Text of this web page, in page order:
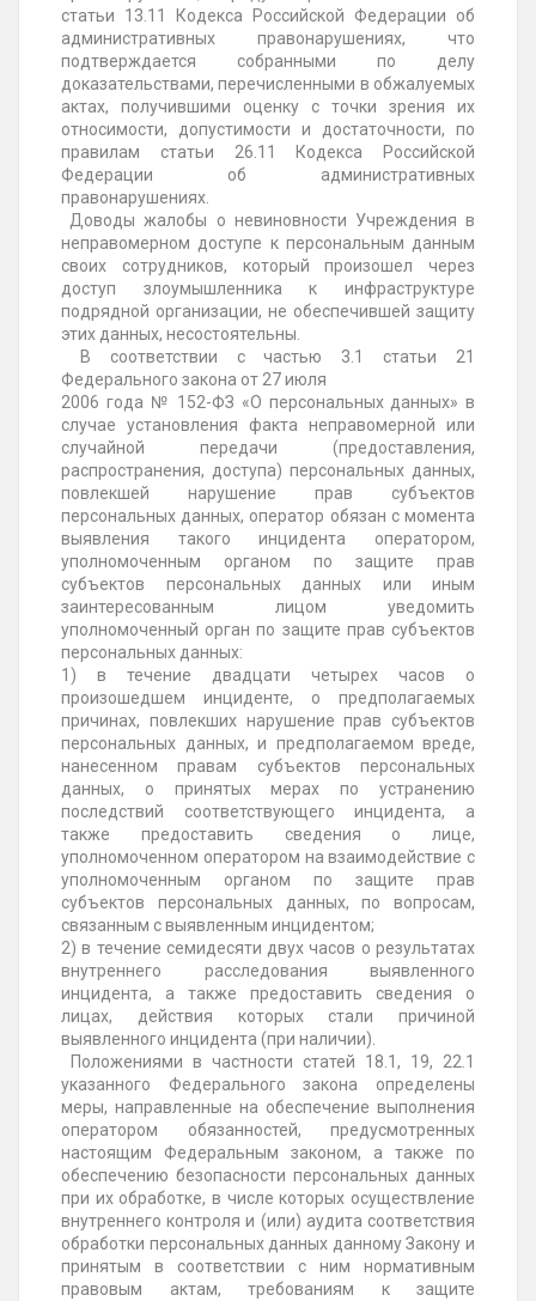
статьи 13.11 Кодекса Российской Федерации об
административных правонарушениях, что
подтверждается собранными по делу
доказательствами, перечисленными в обжалуемых
актах, получившими оценку с точки зрения их
относимости, допустимости и достаточности, по
правилам статьи 26.11 Кодекса Российской
Федерации об административных
правонарушениях.
Доводы жалобы о невиновности Учреждения в
неправомерном доступе к персональным данным
своих сотрудников, который произошел через
доступ злоумышленника к инфраструктуре
подрядной организации, не обеспечившей защиту
этих данных, несостоятельны.
В соответствии с частью 3.1 статьи 21
Федерального закона от 27 июля
2006 года № 152-ФЗ «О персональных данных» в
случае установления факта неправомерной или
случайной передачи (предоставления,
распространения, доступа) персональных данных,
повлекшей нарушение прав субъектов
персональных данных, оператор обязан с момента
выявления такого инцидента оператором,
уполномоченным органом по защите прав
субъектов персональных данных или иным
заинтересованным лицом уведомить
уполномоченный орган по защите прав субъектов
персональных данных:
1) в течение двадцати четырех часов о
произошедшем инциденте, о предполагаемых
причинах, повлекших нарушение прав субъектов
персональных данных, и предполагаемом вреде,
нанесенном правам субъектов персональных
данных, о принятых мерах по устранению
последствий соответствующего инцидента, а
также предоставить сведения о лице,
уполномоченном оператором на взаимодействие с
уполномоченным органом по защите прав
субъектов персональных данных, по вопросам,
связанным с выявленным инцидентом;
2) в течение семидесяти двух часов о результатах
внутреннего расследования выявленного
инцидента, а также предоставить сведения о
лицах, действия которых стали причиной
выявленного инцидента (при наличии).
Положениями в частности статей 18.1, 19, 22.1
указанного Федерального закона определены
меры, направленные на обеспечение выполнения
оператором обязанностей, предусмотренных
настоящим Федеральным законом, а также по
обеспечению безопасности персональных данных
при их обработке, в числе которых осуществление
внутреннего контроля и (или) аудита соответствия
обработки персональных данных данному Закону и
принятым в соответствии с ним нормативным
правовым актам, требованиям к защите